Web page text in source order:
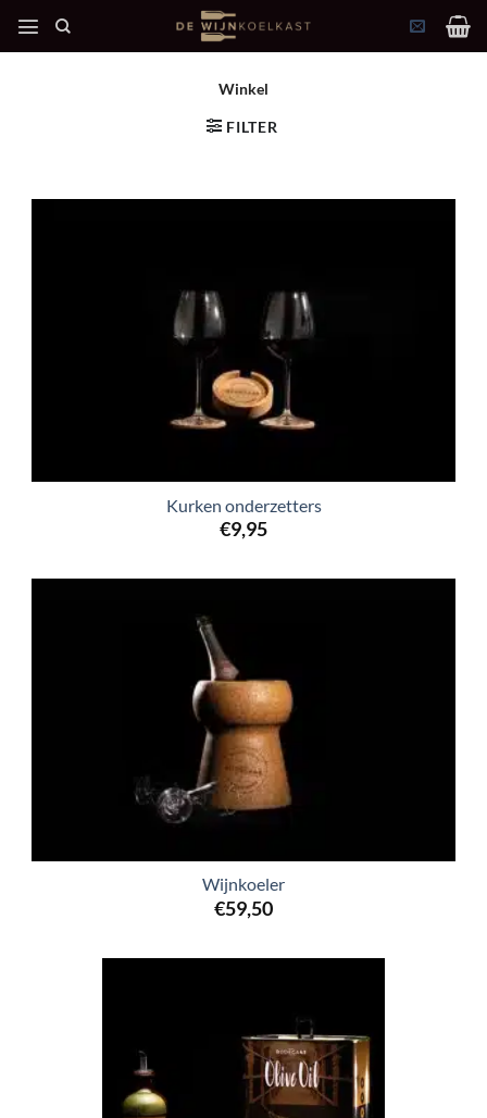
naar
Winkel
FILTER
Kurken onderzetters
€9,95
Wijnkoeler
€59,50